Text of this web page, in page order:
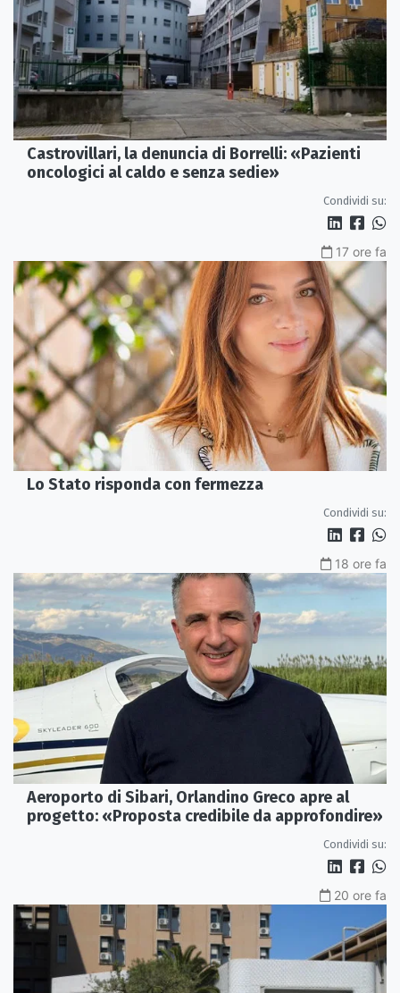
Castrovillari, la denuncia di Borrelli: «Pazienti
oncologici al caldo e senza sedie»
Condividi su:
17 ore fa
Lo Stato risponda con fermezza
Condividi su:
18 ore fa
Aeroporto di Sibari, Orlandino Greco apre al
progetto: «Proposta credibile da approfondire»
Condividi su:
20 ore fa